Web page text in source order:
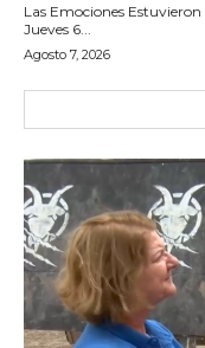
Las Emociones
Jueves 6...
Agosto 7, 2026